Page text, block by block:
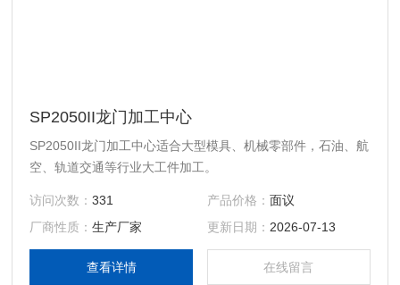
SP2050II龙门加工中心
SP2050II龙门加工中心适合大型模具、机械零部件，石油、航
空、轨道交通等行业大工件加工。
访问次数：331 产品价格： 面议
厂商性质：生产厂家 更新日期： 2026-07-13
查看详情 在线留言